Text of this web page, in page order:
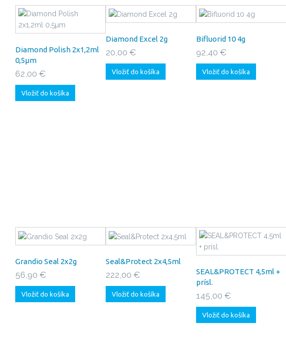
Diamond Polish 2x1,2ml
0,5µm
62,00 €
Vložiť do košíka
Diamond Excel 2g
20,00 €
Vložiť do košíka
Bifluorid 10 4g
92,40 €
Vložiť do košíka
Grandio Seal 2x2g
56,90 €
Vložiť do košíka
Seal&Protect 2x4,5ml
222,00 €
Vložiť do košíka
SEAL&PROTECT 4,5ml +
prísl.
145,00 €
Vložiť do košíka